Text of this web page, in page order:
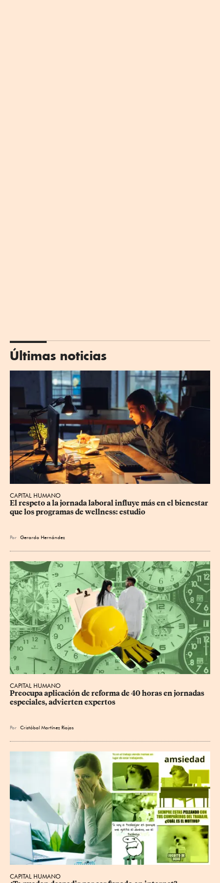
Últimas noticias
CAPITAL HUMANO
El respeto a la jornada laboral influye más en el bienestar
que los programas de wellness: estudio
Por Gerardo Hernández
CAPITAL HUMANO
Preocupa aplicación de reforma de 40 horas en jornadas
especiales, advierten expertos
Por Cristóbal Martínez Riojas
CAPITAL HUMANO